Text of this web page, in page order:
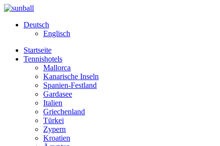
Deutsch
Englisch
Startseite
Tennishotels
Mallorca
Kanarische Inseln
Spanien-Festland
Gardasee
Italien
Griechenland
Türkei
Zypern
Kroatien